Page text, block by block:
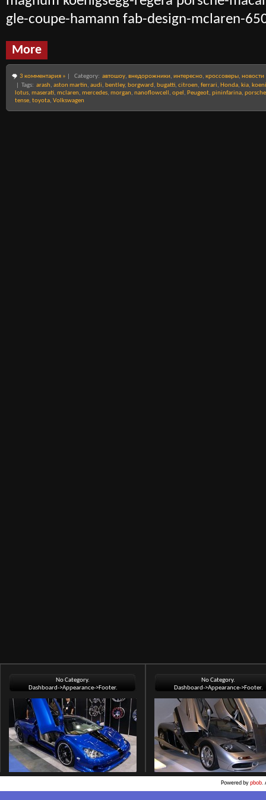
gle-coupe-hamann fab-design-mclaren-
More
3 комментария » Category: автошоу, внедорожники, интересно, кроссоверы, новости
| Tags: arash, aston martin, audi, bentley, borgward , bugatti, citroen, ferrari, Honda, kia,
lotus, maserati, mclaren, mercedes, morgan, nanoflowcell , opel , Peugeot, pininfarina, porsche
tense, toyota, Volkswagen
No Category.
Dashboard->Appearance->Footer.
No Category.
Dashboard->Appearance->Footer.
Powered bypbob.